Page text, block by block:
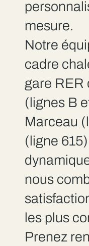
mesure.
Notre
cadre
gare RER
(lignes B
Marceau
(ligne
nous
les plus
Prenez